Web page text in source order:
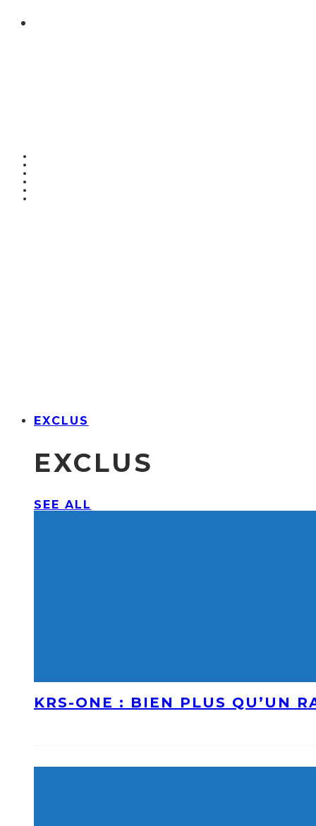
EXCLUS
EXCLUS
SEE ALL
KRS-ONE : BIEN PLUS QU’UN